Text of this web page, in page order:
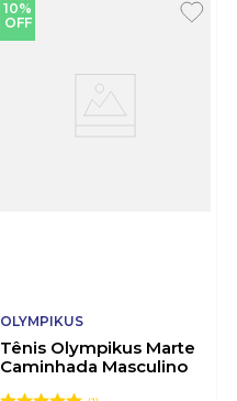
10%
OFF
OLYMPIKUS
Tênis Olympikus Marte
Caminhada Masculino